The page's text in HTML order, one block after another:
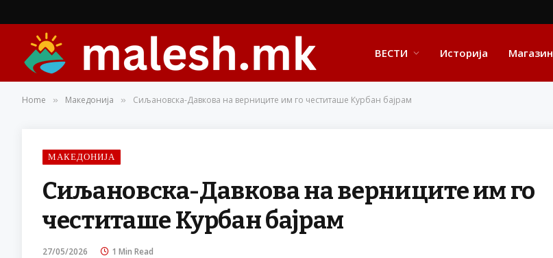
ВЕСТИ Историја Магазин
Home » Македонија » Сиљановска-Давкова на верниците им го честиташе Курбан бајрам
МАКЕДОНИЈА
Сиљановска-Давкова на верниците им го
честиташе Курбан бајрам
27/05/2026 1 Min Read